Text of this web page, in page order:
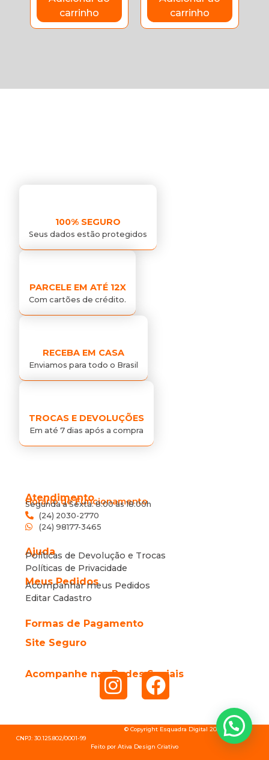
carrinho
carrinho
100% SEGURO
Seus dados estão protegidos
PARCELE EM ATÉ 12X
Com cartões de crédito.
RECEBA EM CASA
Enviamos para todo o Brasil
TROCAS E DEVOLUÇÕES
Em até 7 dias após a compra
Atendimento
Horário de Funcionamento
Segunda a Sexta: 8:00 às 18:00h
(24) 2030-2770
(24) 98177-3465
Ajuda
Políticas de Devolução e Trocas
Políticas de Privacidade
Meus Pedidos
Acompanhar meus Pedidos
Editar Cadastro
Formas de Pagamento
Site Seguro
Acompanhe nas Redes Sociais
CNPJ: 30.125.802/0001-99
© Copyright Esquadra Digital 2026 .
Feito por Ativa Design Criativo